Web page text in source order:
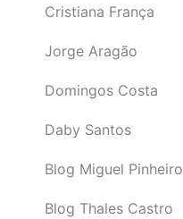
Cristiana França
Jorge Aragão
Domingos Costa
Daby Santos
Blog Miguel Pinheiro
Blog Thales Castro